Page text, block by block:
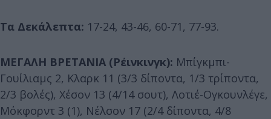
Τα Δεκάλεπτα: 17-24, 43-46, 60-71, 77-93.
ΜΕΓΑΛΗ ΒΡΕΤΑΝΙΑ (Ρέινκινγκ): Μπίγκμπι-
Γουίλιαμς 2, Κλαρκ 11 (3/3 δίποντα, 1/3 τρίποντα,
2/3 βολές), Χέσον 13 (4/14 σουτ), Λοτιέ-Ογκουνλέγε,
Μόκφορντ 3 (1), Νέλσον 17 (2/4 δίποντα, 4/8